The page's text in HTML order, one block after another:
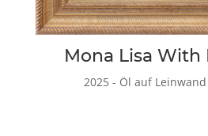
Mona Lisa With
2025 - Öl auf